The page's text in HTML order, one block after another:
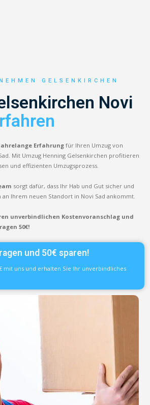
GELSENKIRCHEN
Novi
Erfahrung für Ihren Umzug von
Mit Umzug Henning Gelsenkirchen profitieren
und effizienten Umzugsprozess.
sorgt dafür, dass Ihr Hab und Gut sicher und
Ihrem neuen Standort in Novi Sad ankommt.
unverbindlichen Kostenvoranschlag und
50€!
und 50€ sparen!
mit uns und erhalten Sie Ihr unverbindliches